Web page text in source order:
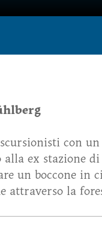
con un
ex stazione di
un boccone in
attraverso la